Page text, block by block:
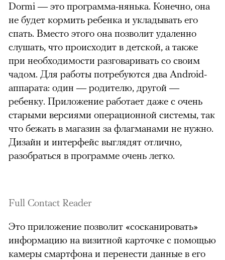
Dormi — это программа-нянька. Конечно, она
не будет кормить ребенка и укладывать его
спать. Вместо этого она позволит удаленно
слушать, что происходит в детской, а также
при необходимости разговаривать со своим
чадом. Для работы потребуются два Android-
аппарата: один — родителю, другой —
ребенку. Приложение работает даже с очень
старыми версиями операционной системы, так
что бежать в магазин за флагманами не нужно.
Дизайн и интерфейс выглядят отлично,
разобраться в программе очень легко.
Full Contact Reader
Это приложение позволит «сосканировать»
информацию на визитной карточке с помощью
камеры смартфона и перенести данные в его